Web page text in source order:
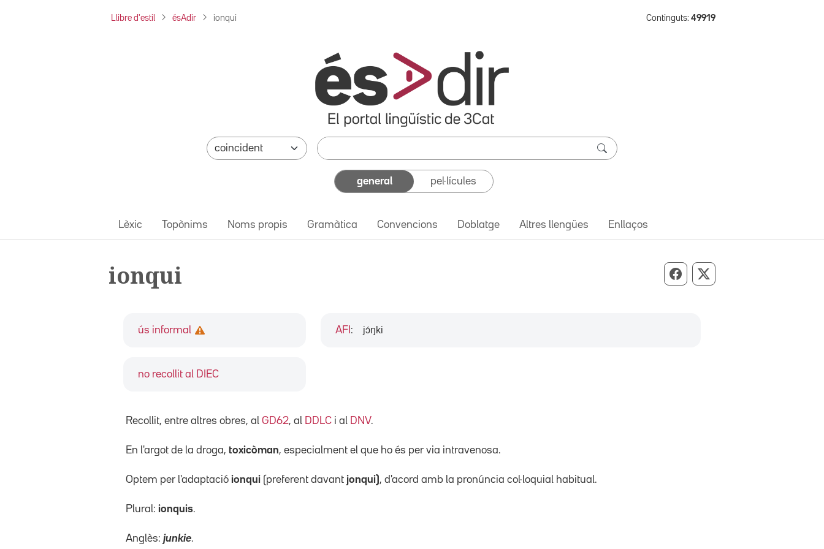
Llibre d'estil ésAdir ionqui Continguts: 49919
general pel·lícules
Lèxic Topònims Noms propis Gramàtica Convencions Doblatge Altres llengües Enllaços
ionqui Compartir per Facebook
Compartir per X
ús informal
no recollit al DIEC
AFI : jɔ́ŋki
Recollit, entre altres obres, al GD62, al DDLC i al DNV.
En l'argot de la droga, toxicòman, especialment el que ho és per via intravenosa.
Optem per l'adaptació ionqui (preferent davant jonqui), d'acord amb la pronúncia col·loquial habitual.
Plural: ionquis.
Anglès: junkie.